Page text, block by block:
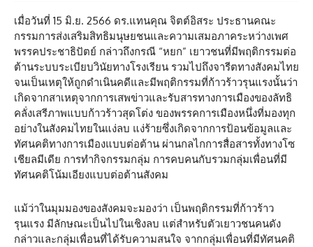
เมื่อวันที่ 15 มิ.ย. 2566 ดร.แทนคุณ​ จิตต์​อิสระ​ ประธาน​คณะ
กรรมการ​ส่งเสริม​สิทธิ​มนุษยชน​และ​ความ​เสมอภาค​ระหว่าง​เพศ​
พรรค​ประชาธิปัตย์​ กล่าว​ถึง​กรณี​ “หยก” เยาวชน​ที่มีพฤติกรรม​ต่อ
ต้าน​ระบบ​ระเบียบ​วินัยทางโรงเรียน รวมไปถึงจารีตทางสังคม​ไทย
จนเป็น​เหตุให้ถูกดำเนินคดี​และมีพฤติกรรม​ที่ก้าวร้าวรุนแรง​นั้นว่า
เกิดจากสาเหตุ​จากการเสพข่าวและรับสารทางการเมือง​ของลัทธิ​
คลั่งเสรีภาพแบบก้าวร้าวสุดโต่ง ของพรรคการเมืองหนึ่งที่มองทุก
อย่าง​ในสังคมไทยในแง่ลบ แง่ร้ายซึ่งเกิดจากการป้อนข้อมูล​และ
ทัศนคติ​ทางการเมือง​แบบต่อต้าน ผ่านกลไกการสื่อสารทั้งทางโซ
เชียล​มีเดีย​ การทำกิจกรรม​กลุ่ม​ การคบคนกับรวมกลุ่มเพื่อนที่มี
ทัศนคติ​โน้มเอียงแบบต่อต้านสังคม
แม้ว่าในมุมมองของสังคมจะมองว่า เป็นพฤติกรรม​ที่ก้าวร้าว
รุนแรง มีลักษณะ​เป็น​ไปในเชิงลบ แต่สำหรับ​ตัวเยาวชน​คนดัง
กล่าวและกลุ่มเพื่อนที่ได้รับความสนใจ​ จากกลุ่มเพื่อนที่มีทัศนคติ​